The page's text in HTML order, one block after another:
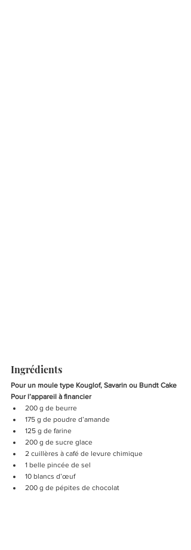
Ingrédients
Pour un moule type Kouglof, Savarin ou Bundt Cake
Pour l’appareil à financier
200 g de beurre
175 g de poudre d’amande
125 g de farine
200 g de sucre glace
2 cuillères à café de levure chimique
1 belle pincée de sel
10 blancs d’œuf
200 g de pépites de chocolat